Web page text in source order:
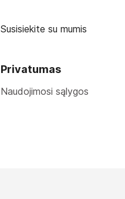
Susisiekite su mumis
Privatumas
Naudojimosi sąlygos